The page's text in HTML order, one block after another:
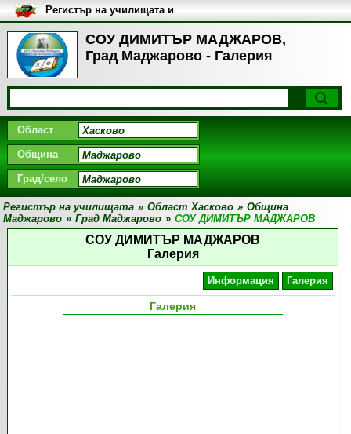
СОУ ДИМИТЪР МАДЖАРОВ,
Град Маджарово - Галерия
Регистър на училищата и
университетите в България
Област
Община
Град/село
Регистър на училищата » Област Хасково » Община
Маджарово » Град Маджарово » СОУ ДИМИТЪР МАДЖАРОВ
СОУ ДИМИТЪР МАДЖАРОВ
Галерия
Информация Галерия
Галерия